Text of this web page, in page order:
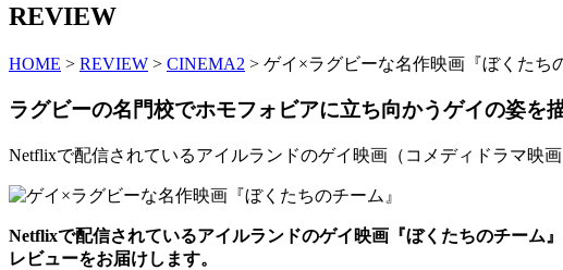
REVIEW
HOME > REVIEW > CINEMA2 > ゲイ×ラグビーな名作映画『ぼくたち
ラグビーの名門校でホモフォビアに立ち向かうゲイの姿を
Netflixで配信されているアイルランドのゲイ映画（コメディドラマ映
Netflixで配信されているアイルランドのゲイ映画『ぼくたちのチーム
レビューをお届けします。